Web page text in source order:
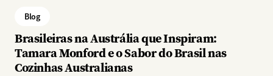
Blog
Brasileiras na Austrália que Inspiram:
Tamara Monford e o Sabor do Brasil nas
Cozinhas Australianas